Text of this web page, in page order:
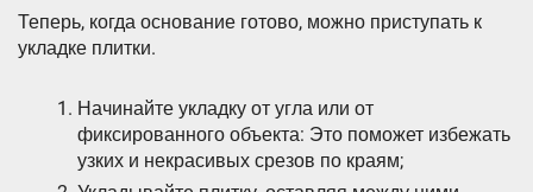
Теперь, когда основание готово, можно приступать к
укладке плитки.
Начинайте укладку от угла или от
фиксированного объекта: Это поможет избежать
узких и некрасивых срезов по краям;